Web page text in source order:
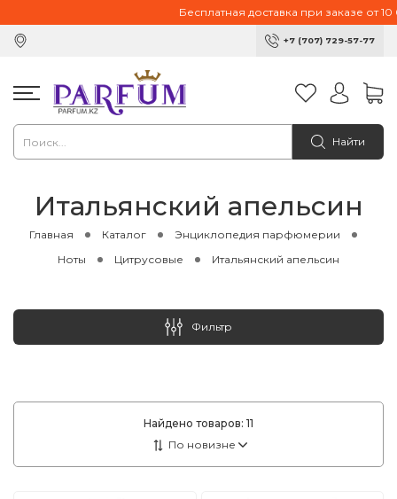
Бесплатная доставка при заказе от 10
+7 (707) 729-57-77
Найти
Итальянский апельсин
Главная Каталог
Энциклопедия парфюмерии
Ноты
Цитрусовые Итальянский апельсин
Найдено товаров: 11
Фильтр